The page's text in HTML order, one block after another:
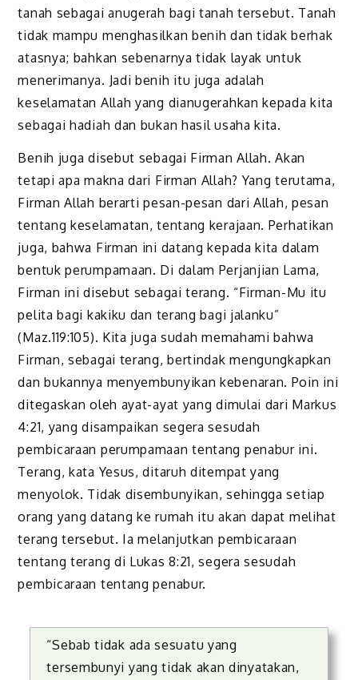
tanah sebagai anugerah bagi tanah tersebut. Tanah
tidak mampu menghasilkan benih dan tidak berhak
atasnya; bahkan sebenarnya tidak layak untuk
menerimanya. Jadi benih itu juga adalah
keselamatan Allah yang dianugerahkan kepada kita
sebagai hadiah dan bukan hasil usaha kita.
Benih juga disebut sebagai Firman Allah. Akan
tetapi apa makna dari Firman Allah? Yang terutama,
Firman Allah berarti pesan-pesan dari Allah, pesan
tentang keselamatan, tentang kerajaan. Perhatikan
juga, bahwa Firman ini datang kepada kita dalam
bentuk perumpamaan. Di dalam Perjanjian Lama,
Firman ini disebut sebagai terang. “Firman-Mu itu
pelita bagi kakiku dan terang bagi jalanku”
(Maz.119:105). Kita juga sudah memahami bahwa
Firman, sebagai terang, bertindak mengungkapkan
dan bukannya menyembunyikan kebenaran. Poin ini
ditegaskan oleh ayat-ayat yang dimulai dari Markus
4:21, yang disampaikan segera sesudah
pembicaraan perumpamaan tentang penabur ini.
Terang, kata Yesus, ditaruh ditempat yang
menyolok. Tidak disembunyikan, sehingga setiap
orang yang datang ke rumah itu akan dapat melihat
terang tersebut. Ia melanjutkan pembicaraan
tentang terang di Lukas 8:21, segera sesudah
pembicaraan tentang penabur.
“Sebab tidak ada sesuatu yang
tersembunyi yang tidak akan dinyatakan,